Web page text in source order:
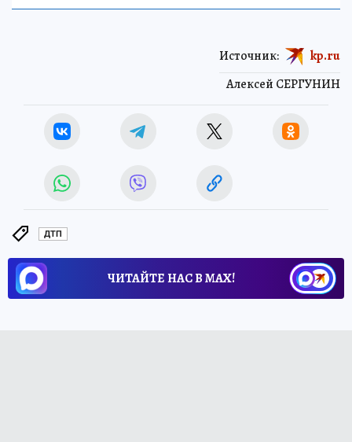
Алексей СЕРГУНИН
Источник: kp.ru
ДТП
ЧИТАЙТЕ НАС В МАХ!